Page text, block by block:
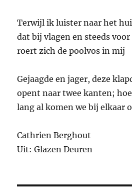
Terwijl ik luister naar het
dat bij vlagen en steeds
roert zich de poolvos in mij
Gejaagde en jager, deze
opent naar twee kanten; hoe
lang al komen we bij elkaar
Cathrien Berghout
Uit: Glazen Deuren